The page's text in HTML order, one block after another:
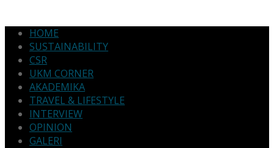
HOME
SUSTAINABILITY
CSR
UKM CORNER
AKADEMIKA
TRAVEL & LIFESTYLE
INTERVIEW
OPINION
GALERI